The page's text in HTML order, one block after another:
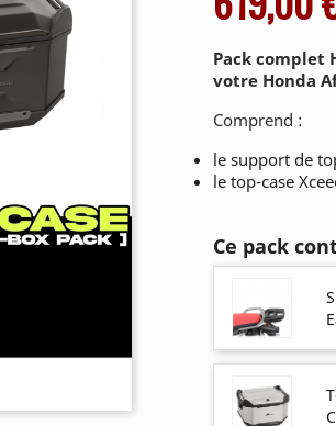
Pack complet
votre Honda
Comprend :
le support de
le top-case
Ce pack